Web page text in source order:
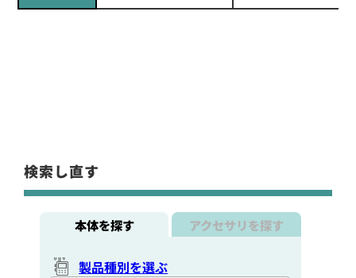
検索し直す
本体を探す アクセサリを探す
製品種別を選ぶ